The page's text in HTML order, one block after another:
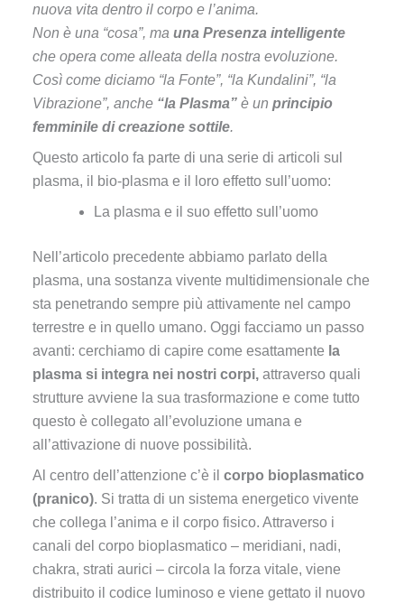
nuova vita dentro il corpo e l’anima.
Non è una “cosa”, ma una Presenza intelligente
che opera come alleata della nostra evoluzione.
Così come diciamo “la Fonte”, “la Kundalini”, “la
Vibrazione”, anche “la Plasma” è un principio
femminile di creazione sottile.
Questo articolo fa parte di una serie di articoli sul
plasma, il bio-plasma e il loro effetto sull’uomo:
La plasma e il suo effetto sull’uomo
Nell’articolo precedente abbiamo parlato della
plasma, una sostanza vivente multidimensionale che
sta penetrando sempre più attivamente nel campo
terrestre e in quello umano. Oggi facciamo un passo
avanti: cerchiamo di capire come esattamente la
plasma si integra nei nostri corpi, attraverso quali
strutture avviene la sua trasformazione e come tutto
questo è collegato all’evoluzione umana e
all’attivazione di nuove possibilità.
Al centro dell’attenzione c’è il corpo bioplasmatico
(pranico). Si tratta di un sistema energetico vivente
che collega l’anima e il corpo fisico. Attraverso i
canali del corpo bioplasmatico – meridiani, nadi,
chakra, strati aurici – circola la forza vitale, viene
distribuito il codice luminoso e viene gettato il nuovo